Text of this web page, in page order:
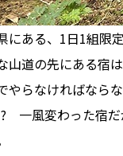
にある、1日1組限
山道の先にある宿
やらなければなら
一風変わった宿だ